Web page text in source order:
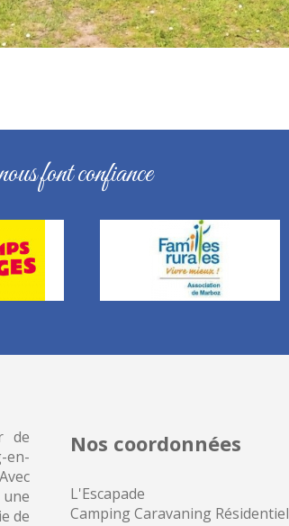
font confiance
de
en-
de
Nos coordonnées
L'Escapade
CampingCaravaning Résidentiel